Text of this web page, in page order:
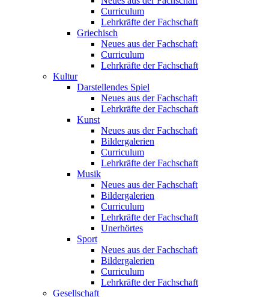
Curriculum
Lehrkräfte der Fachschaft
Griechisch
Neues aus der Fachschaft
Curriculum
Lehrkräfte der Fachschaft
Kultur
Darstellendes Spiel
Neues aus der Fachschaft
Lehrkräfte der Fachschaft
Kunst
Neues aus der Fachschaft
Bildergalerien
Curriculum
Lehrkräfte der Fachschaft
Musik
Neues aus der Fachschaft
Bildergalerien
Curriculum
Lehrkräfte der Fachschaft
Unerhörtes
Sport
Neues aus der Fachschaft
Bildergalerien
Curriculum
Lehrkräfte der Fachschaft
Gesellschaft